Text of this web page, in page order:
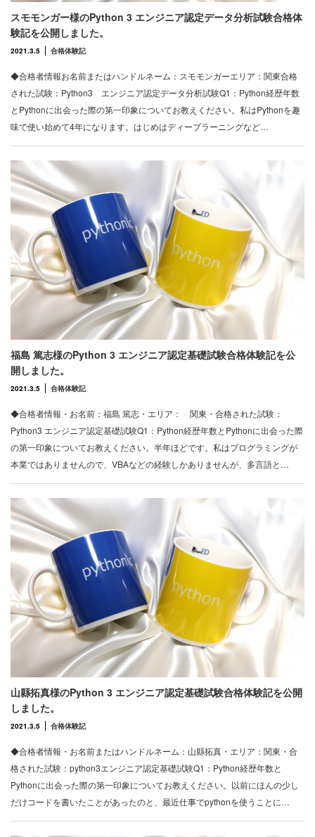
スモモンガー様のPython 3 エンジニア認定データ分析試験合格体
験記を公開しました。
2021.3.5 合格体験記
◆合格者情報お名前またはハンドルネーム：スモモンガーエリア：関東合格
された試験：Python3 エンジニア認定データ分析試験Q1：Python経歴年数
とPythonに出会った際の第一印象についてお教えください。私はPythonを趣
味で使い始めて4年になります。はじめはディープラーニングなど…
福島 篤志様のPython 3 エンジニア認定基礎試験合格体験記を公
開しました。
2021.3.5 合格体験記
◆合格者情報・お名前：福島 篤志・エリア： 関東・合格された試験：
Python3 エンジニア認定基礎試験Q1：Python経歴年数とPythonに出会った際
の第一印象についてお教えください。半年ほどです。私はプログラミングが
本業ではありませんので、VBAなどの経験しかありませんが、多言語と…
山縣拓真様のPython 3 エンジニア認定基礎試験合格体験記を公開
しました。
2021.3.5 合格体験記
◆合格者情報・お名前またはハンドルネーム：山縣拓真・エリア：関東・合
格された試験：python3エンジニア認定基礎試験Q1：Python経歴年数と
Pythonに出会った際の第一印象についてお教えください。以前にほんの少し
だけコードを書いたことがあったのと、最近仕事でpythonを使うことに…